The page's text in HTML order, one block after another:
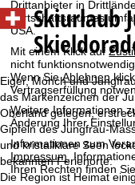
Drittanbieter in
Wirtschaftsraumes
USA.
Mit einem Klick auf
nicht
Wenn SieAblehnen
Vertragserfüllung
Weitere Informationen
Änderung Ihrer
Informationen zum
Impressum .
Ihren Rechten finden
t
a
r
t
s
e
Skiurlaub
Eiger, Mönch und
das Markenzeichen der
Oberland gelegen,
Gipfeln des Jungfrau-
und kristallklare Seen
bekannten Ferienorte.
Die Region ist Heimat